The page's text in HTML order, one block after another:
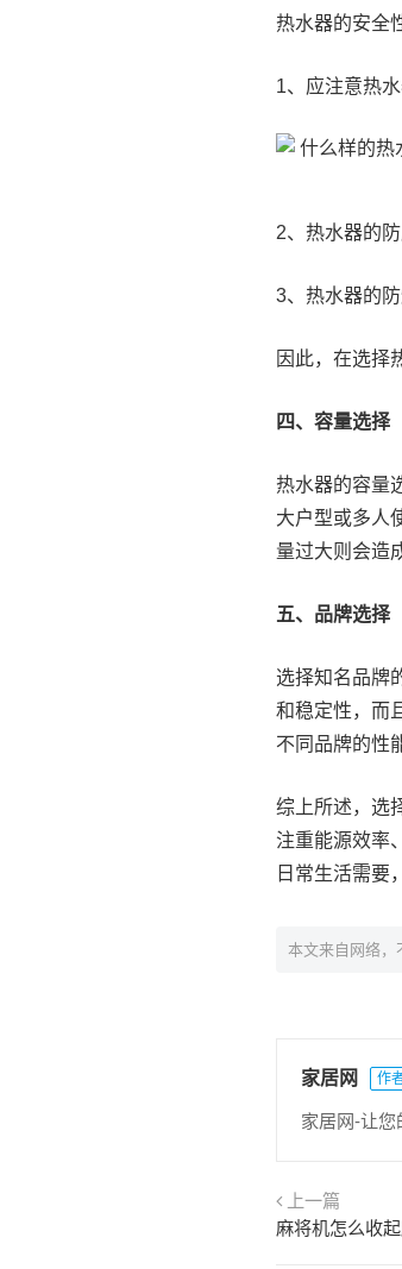
热水器的安全
1、应注意热
2、热水器的
3、热水器的
因此，在选择
四、容量选择
热水器的容量
大户型或多人
量过大则会造
五、品牌选择
选择知名品牌
和稳定性，而
不同品牌的性
综上所述，选
注重能源效率
日常生活需要
本文来自网络，
家居网 作
家居网-让您
上一篇